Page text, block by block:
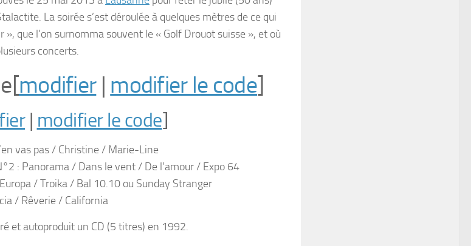
. La soirée s’est déroulée à quelques mètres de ce qui
», que l’on surnomma souvent le « Golf Drouot suisse », et où
concerts.
[modifier| modifier le code]
| modifier le code]
vas pas / Christine / Marie-Line
: Panorama / Dans le vent / De l’amour / Expo 64
/ Troika / Bal 10.10 ou Sunday Stranger
/ Rêverie / California
et autoproduit un CD (5 titres) en 1992.